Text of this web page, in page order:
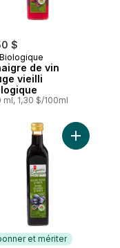
$
de vin
vieilli
ml, 1,30 $/100ml
% huile d'avocat au
et mériter
Ajouter